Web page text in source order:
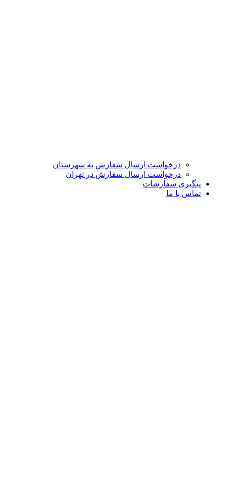
درخواست ارسال سفارش به شهرستان
درخواست ارسال سفارش در تهران
پیگیری سفارشات
تماس با ما